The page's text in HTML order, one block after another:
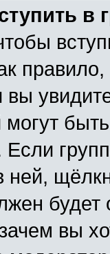
в
вы
могут
ней,
будет
вы